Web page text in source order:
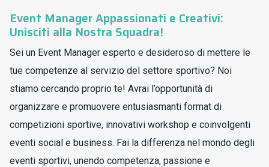
Event Manager Appassionati e Creativi:
Unisciti alla Nostra Squadra!
Sei un Event Manager esperto e desideroso di mettere le
tue competenze al servizio del settore sportivo? Noi
stiamo cercando proprio te! Avrai l’opportunità di
organizzare e promuovere entusiasmanti format di
competizioni sportive, innovativi workshop e coinvolgenti
eventi social e business. Fai la differenza nel mondo degli
eventi sportivi, unendo competenza, passione e